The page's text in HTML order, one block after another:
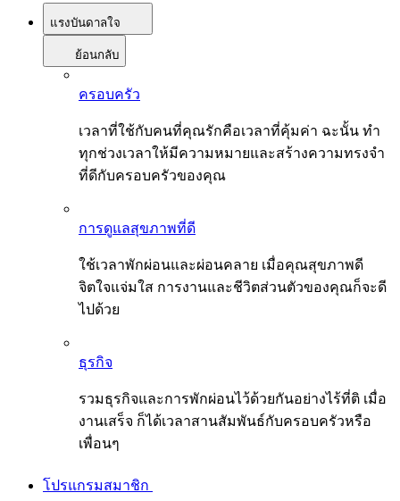
แรงบันดาลใจ
ย้อนกลับ
ครอบครัว
เวลาที่ใช้กับคนที่คุณรักคือเวลาที่คุ้มค่า ฉะนั้น ทำ
ทุกช่วงเวลาให้มีความหมายและสร้างความทรงจำ
ที่ดีกับครอบครัวของคุณ
การดูแลสุขภาพที่ดี
ใช้เวลาพักผ่อนและผ่อนคลาย เมื่อคุณสุขภาพดี
จิตใจแจ่มใส การงานและชีวิตส่วนตัวของคุณก็จะดี
ไปด้วย
ธุรกิจ
รวมธุรกิจและการพักผ่อนไว้ด้วยกันอย่างไร้ที่ติ เมื่อ
งานเสร็จ ก็ได้เวลาสานสัมพันธ์กับครอบครัวหรือ
เพื่อนๆ
โปรแกรมสมาชิก